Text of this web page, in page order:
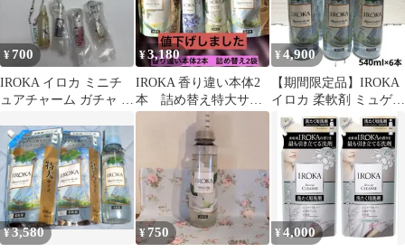
¥700
IROKA イロカ ミニチ
ュアチャーム ガチャ カ
リリー
¥3,180
IROKA 香り違い本体2
本 詰め替え特大サイ
ズ2袋 4点セット 柔軟剤
¥4,900
【期間限定品】IROKA
イロカ 柔軟剤 ミュゲイ
ンザエア 本体6本
¥3,580 ¥ 750 ¥4,000